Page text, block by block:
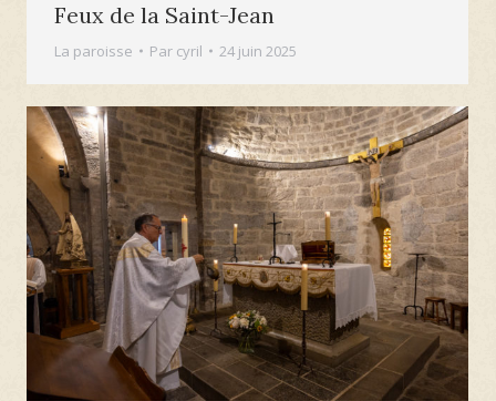
Feux de la Saint-Jean
La paroisse Par cyril 24 juin 2025